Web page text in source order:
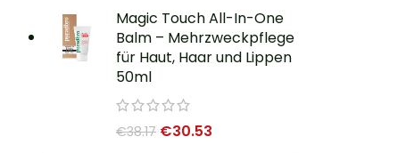
Magic Touch All-In-One
Balm – Mehrzweckpflege
für Haut, Haar und Lippen
50ml
€38.17 €30.53